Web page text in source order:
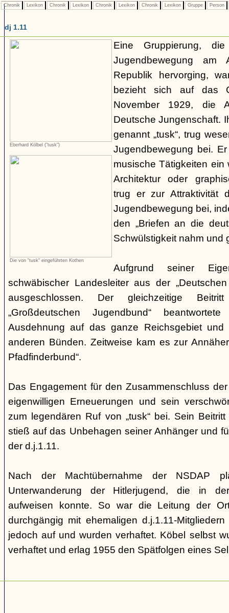
Chronik Lexikon Chronik Lexikon Chronik Lexikon Chronik Lexikon Gruppe Person
dj 1.11
Eberhard Kölbel ("tusk")
Die von "tusk" eingeführten Kothen
Eine Gruppierung,
Jugendbewegung am
Republik hervorging,
bezieht sich auf das
November 1929, die
Deutsche Jungenschaft.
genannt „tusk“, trug
Jugendbewegung bei.
musische Tätigkeiten
Architektur oder
trug er zur Attraktivität
Jugendbewegung bei,
den „Briefen an die
Schwülstigkeit nahm und
Aufgrund seiner
schwäbischer Landesleiter aus der
ausgeschlossen. Der gleichzeitige
„Großdeutschen Jugendbund“
Ausdehnung auf das ganze Reichsgebiet und
anderen Bünden. Zeitweise kam es zur
Pfadfinderbund“.
Das Engagement für den Zusammenschluss
eigenwilligen Erneuerungen und sein
zum legendären Ruf von „tusk“ bei. Sein
stieß auf das Unbehagen seiner Anhänger und
der d.j.1.11.
Nach der Machtübernahme der NSDAP
Unterwanderung der Hitlerjugend, die in
aufweisen konnte. So war die Leitung der
durchgängig mit ehemaligen d.j.1.11-
jedoch auf und wurden verhaftet. Köbel selbst
verhaftet und erlag 1955 den Spätfolgen eines